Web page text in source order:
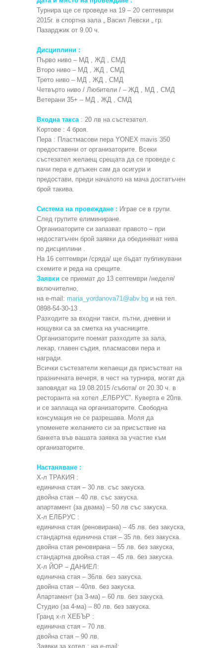
Турнира ще се проведе на 19 – 20 септември
2015г. в спортна зала „ Васил Левски „ гр.
Пазарджик от 9.00 ч.
Дисциплини :
Първо ниво – МД , ЖД , СМД
Второ ниво – МД , ЖД , СМД
Трето ниво – МД , ЖД , СМД
Четвърто ниво / Любители / – ЖД , МД , СМД
Ветерани 35+ – МД , ЖД , СМД
Входна такса: 20 лв на състезател.
Кортове : 4 броя.
Пера : Пластмасови пера YONEX mavis 350
предоставени от организаторите. Всеки
състезател желаещ срещата да се проведе с
пачи пера е длъжен сам да осигури и
предостави, преди началото на мача достатъчен
брой такива.
Система на провеждане : Играе се в групи.
След групите елиминиране.
Организаторите си запазват правото – при
недостатъчен брой заявки да обединяват нива
по дисциплини .
На 16 септември /сряда/ ще бъдат публикувани
схемите и реда на срещите.
Заявки се приемат до 13 септември /неделя/
включително,
на e-mail: maria_yordanova71@abv.bg и на тел.
0898-54-30-13 .
Разходите за входни такси, пътни, дневни и
нощувки са за сметка на учасниците.
Организаторите поемат разходите за зала,
лекар, главен съдия, пласмасови пера и
награди.
Всички състезатели желаещи да присъстват на
празничната вечеря, в чест на турнира, могат да
заповядат на 19.08.2015 /събота/ от 20.30 ч. в
ресторанта на хотел „ЕЛБРУС”. Куверта е 20лв.
и се заплаща на организаторите. Свободна
консумация не се разрешава. Моля да
упоменете желанието си за присъствие на
банкета във вашата заявка за участие към
организаторите.
Настаняване :
Х-л ТРАКИЯ :
единична стая – 30 лв. със закуска.
двойна стая – 40 лв. със закуска.
апартамент (за двама) – 50 лв със закуска.
Х-л ЕЛБРУС :
единична стая (реновирана) – 45 лв. без закуска,
стандартна единична стая – 35 лв. без закуска.
двойна стая реновирана – 55 лв. без закуска,
стандартна двойна стая – 45 лв. без закуска.
Х-л ЙОР – ДАНИЕЛ:
единична стая – 36лв. без закуска.
двойна стая – 40лв. без закуска.
Апартамент (за 3-ма) – 60 лв. без закуска.
Студио (за 4-ма) – 80 лв. без закуска.
Гранд х-л ХЕБЪР :
единична стая – 70 лв.
двойна стая – 90 лв.
Заявки за хотел : на e-mail: